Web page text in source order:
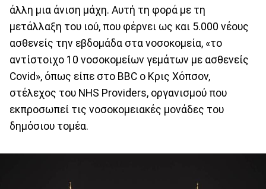
άλλη μια άνιση μάχη. Αυτή τη φορά με τη
μετάλλαξη του ιού, που φέρνει ως και 5.000 νέους
ασθενείς την εβδομάδα στα νοσοκομεία, «το
αντίστοιχο 10 νοσοκομείων γεμάτων με ασθενείς
Covid», όπως είπε στο BBC ο Κρις Χόπσον,
στέλεχος του NHS Providers, οργανισμού που
εκπροσωπεί τις νοσοκομειακές μονάδες του
δημόσιου τομέα.